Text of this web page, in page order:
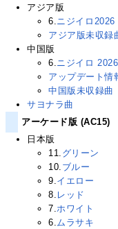
アジア版
6.ニジイロ2026
アジア版未収録
中国版
6.ニジイロ
アップデート情
中国版未収録曲
サヨナラ曲
アーケード版 (AC15)
日本版
11. グリーン
10. ブルー
9.イエロー
8. レッド
7.ホワイト
6.ムラサキ